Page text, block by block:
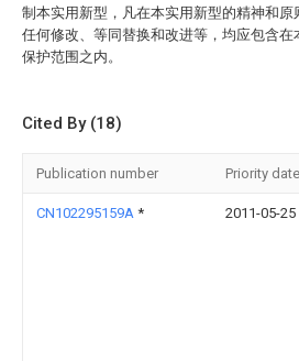
制本实用新型，凡在本实用新型的精神和原
任何修改、等同替换和改进等，均应包含在
保护范围之内。
Cited By (18)
Publication number Priority date
CN102295159A * 2011-05-25